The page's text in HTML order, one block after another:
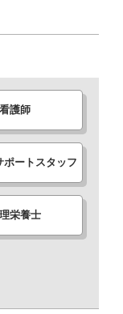
看護師
ポートスタッフ
栄養士